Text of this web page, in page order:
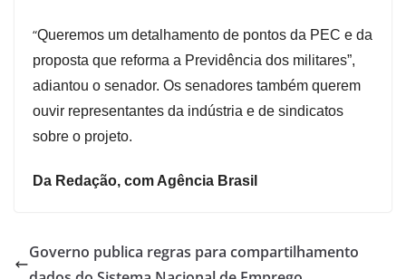
“Queremos um detalhamento de pontos da PEC e da
proposta que reforma a Previdência dos militares”,
adiantou o senador. Os senadores também querem
ouvir representantes da indústria e de sindicatos
sobre o projeto.
Da Redação, com Agência Brasil
Governo publica regras para compartilhamento